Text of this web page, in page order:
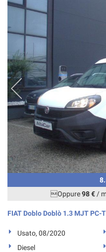
Oppure98 €/
FIAT Doblo Doblò 1.3 MJT PC-
Usato, 08/2020
Diesel